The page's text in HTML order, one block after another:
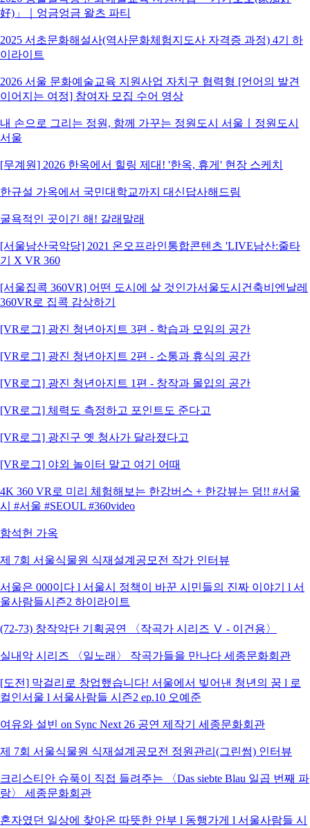
好)」｜엉금엉금 왈츠 파티
2025 서초문화해설사(역사문화체험지도사 자격증 과정) 4기 하
이라이트
2026 서울 문화예술교육 지원사업 자치구 협력형 [언어의 발견
이어지는 여정] 참여자 모집 수어 영상
내 손으로 그리는 정원, 함께 가꾸는 정원도시 서울ㅣ정원도시
서울
[무계원] 2026 한옥에서 힐링 제대! '한옥, 휴게' 현장 스케치
한규설 가옥에서 국민대학교까지 대신답사해드림
굴욕적인 곳이긴 해! 갈래말래
[서울남산국악당] 2021 온오프라인통합콘텐츠 'LIVE남산:줄타
기 X VR 360
[서울집콕 360VR] 어떤 도시에 살 것인가서울도시건축비엔날레
360VR로 집콕 감상하기
[VR로그] 광진 청년아지트 3편 - 학습과 모임의 공간
[VR로그] 광진 청년아지트 2편 - 소통과 휴식의 공간
[VR로그] 광진 청년아지트 1편 - 창작과 몰입의 공간
[VR로그] 체력도 측정하고 포인트도 준다고
[VR로그] 광진구 옛 청사가 달라졌다고
[VR로그] 야외 놀이터 말고 여기 어때
4K 360 VR로 미리 체험해보는 한강버스 + 한강뷰는 덤!! #서울
시 #서울 #SEOUL #360video
함석헌 가옥
제 7회 서울식물원 식재설계공모전 작가 인터뷰
서울은 000이다 l 서울시 정책이 바꾼 시민들의 진짜 이야기 l 서
울사람들시즌2 하이라이트
(72-73) 창작악단 기획공연 〈작곡가 시리즈 Ⅴ - 이건용〉
실내악 시리즈 〈일노래〉 작곡가들을 만나다 세종문화회관
[도전] 막걸리로 창업했습니다! 서울에서 빚어낸 청년의 꿈 l 로
컬인서울 l 서울사람들 시즌2 ep.10 오예준
여유와 설빈 on Sync Next 26 공연 제작기 세종문화회관
제 7회 서울식물원 식재설계공모전 정원관리(그린썸) 인터뷰
크리스티안 슈푹이 직접 들려주는 〈Das siebte Blau 일곱 번째 파
랑〉 세종문화회관
혼자였던 일상에 찾아온 따뜻한 안부 l 동행가게 l 서울사람들 시